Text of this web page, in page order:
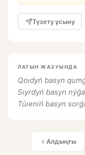
Түзету ұсыну
ЛАТЫН ЖАЗУЫНДА
Qoıdyń basyn
Sıyrdyń basyn
Túıeniń basyn
Алдыңғы